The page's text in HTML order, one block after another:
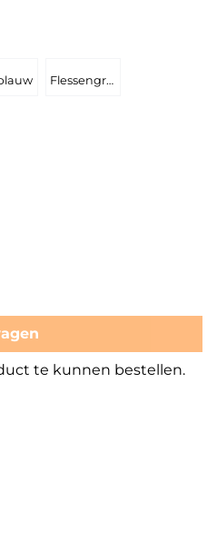
Flessengroen
te kunnen bestellen.